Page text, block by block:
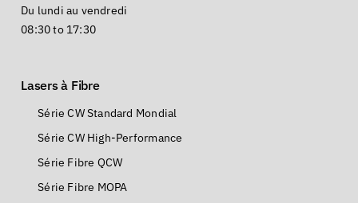
Du lundi au vendredi
08:30 to 17:30
Lasers à Fibre
Série CW Standard Mondial
Série CW High-Performance
Série Fibre QCW
Série Fibre MOPA